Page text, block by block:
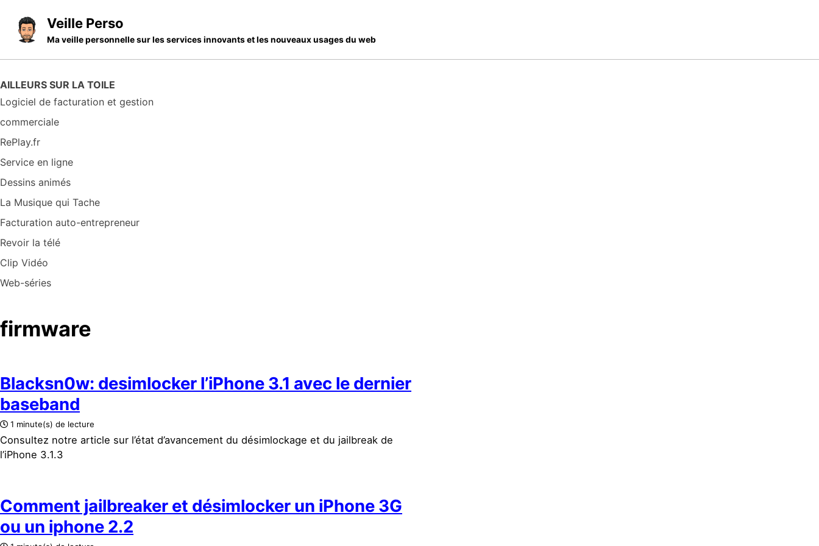
Veille Perso
Ma veille personnelle sur les services innovants et les nouveaux usages du web
AILLEURS SUR LA TOILE
Logiciel de facturation et gestion
commerciale
RePlay.fr
Service en ligne
Dessins animés
La Musique qui Tache
Facturation auto-entrepreneur
Revoir la télé
Clip Vidéo
Web-séries
firmware
Blacksn0w: desimlocker l’iPhone 3.1 avec le dernier
baseband
1 minute(s) de lecture
Consultez notre article sur l’état d’avancement du désimlockage et du jailbreak de
l’iPhone 3.1.3
Comment jailbreaker et désimlocker un iPhone 3G
ou un iphone 2.2